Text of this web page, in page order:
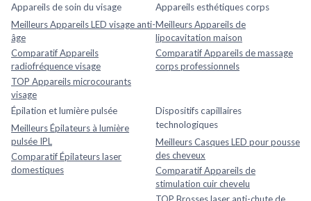
Appareils de soin du visage
Meilleurs Appareils LED visage anti-
âge
Comparatif Appareils
radiofréquence visage
TOP Appareils microcourants
visage
Appareils esthétiques corps
Meilleurs Appareils de
lipocavitation maison
Comparatif Appareils de massage
corps professionnels
Épilation et lumière pulsée
Meilleurs Épilateurs à lumière
pulsée IPL
Comparatif Épilateurs laser
domestiques
Dispositifs capillaires
technologiques
Meilleurs Casques LED pour pousse
des cheveux
Comparatif Appareils de
stimulation cuir chevelu
TOP Brosses laser anti-chute de